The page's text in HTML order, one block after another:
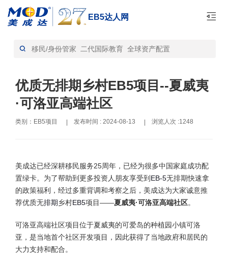
EB5达人网
首页> EB5项目-资讯
优质无排期乡村EB5项目--夏威夷
·可洛亚高端社区
类别：EB5项目 | 发布时间 : 2024-08-13 | 浏览人次 :1248
美成达已经深耕移民服务25周年，已经为很多中国家庭成功配
置绿卡。为了帮助到更多投资人朋友享受到 EB-5无排期快速拿
的政策福利，经过多重背调和考察之后，美成达为大家诚意推
荐优质无排期乡村EB5项目——夏威夷·可洛亚高端社区。
可洛亚高端社区项目位于夏威夷的可爱岛的种植园小镇可洛
亚，是当地首个社区开发项目，因此获得了当地政府和居民的
大力支持和配合。